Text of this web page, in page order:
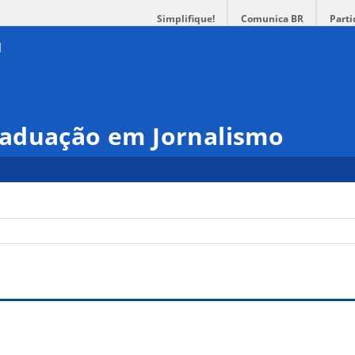
Simplifique! Comunica BR
em Jornalismo